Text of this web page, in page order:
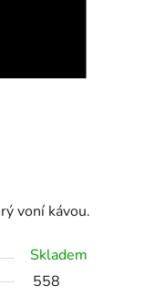
voní kávou.
Skladem
558